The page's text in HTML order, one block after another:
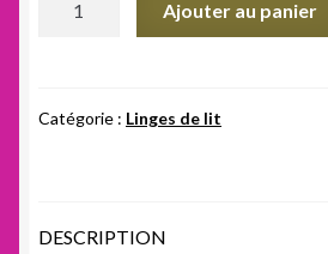
était :
est :
faitouts
Ajouter au panier
Catégorie : Linges de lit
DESCRIPTION